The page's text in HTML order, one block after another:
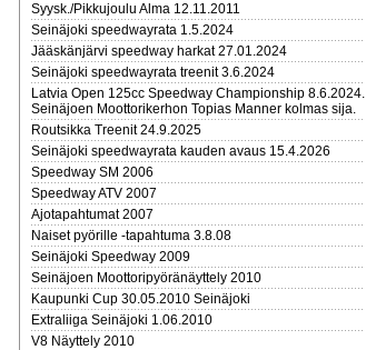
Syysk./Pikkujoulu Alma 12.11.2011
Seinäjoki speedwayrata 1.5.2024
Jääskänjärvi speedway harkat 27.01.2024
Seinäjoki speedwayrata treenit 3.6.2024
Latvia Open 125cc Speedway Championship 8.6.2024.
Seinäjoen Moottorikerhon Topias Manner kolmas sija.
Routsikka Treenit 24.9.2025
Seinäjoki speedwayrata kauden avaus 15.4.2026
Speedway SM 2006
Speedway ATV 2007
Ajotapahtumat 2007
Naiset pyörille -tapahtuma 3.8.08
Seinäjoki Speedway 2009
Seinäjoen Moottoripyöränäyttely 2010
Kaupunki Cup 30.05.2010 Seinäjoki
Extraliiga Seinäjoki 1.06.2010
V8 Näyttely 2010